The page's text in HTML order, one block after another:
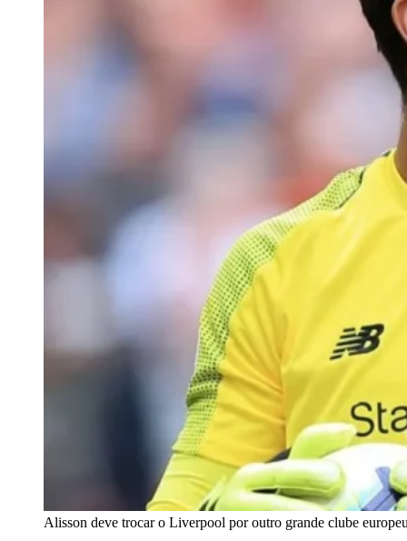
Alisson deve trocar o Liverpool por outro grande clube